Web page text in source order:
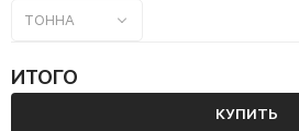
ТОННА
ИТОГО
КУПИТЬ